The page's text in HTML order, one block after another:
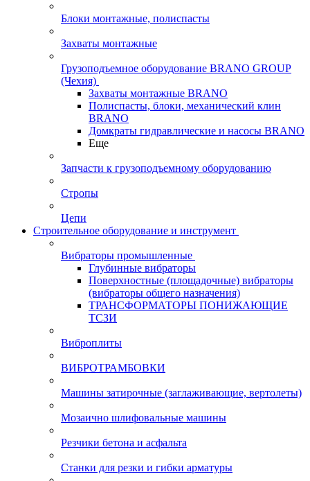
Блоки монтажные, полиспасты
Захваты монтажные
Грузоподъемное оборудование BRANO GROUP
(Чехия)
Захваты монтажные BRANO
Полиспасты, блоки, механический клин
BRANO
Домкраты гидравлические и насосы BRANO
Еще
Запчасти к грузоподъемному оборудованию
Стропы
Цепи
Строительное оборудование и инструмент
Вибраторы промышленные
Глубинные вибраторы
Поверхностные (площадочные) вибраторы
(вибраторы общего назначения)
ТРАНСФОРМАТОРЫ ПОНИЖАЮЩИЕ
ТСЗИ
Виброплиты
ВИБРОТРАМБОВКИ
Машины затирочные (заглаживающие, вертолеты)
Мозаично шлифовальные машины
Резчики бетона и асфальта
Станки для резки и гибки арматуры